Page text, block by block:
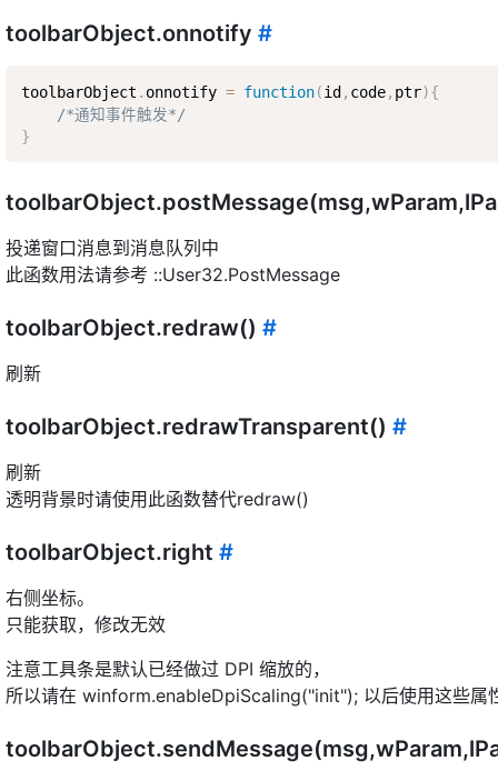
toolbarObject.onnotify #
toolbarObject . onnotify = function(id , code, ptr){
/*通知事件触发*/
}
投递窗口消息到消息队列中
此函数用法请参考 ::User32.PostMessage
toolbarObject.redraw() #
刷新
toolbarObject.redrawTransparent() #
刷新
透明背景时请使用此函数替代redraw()
toolbarObject.right #
右侧坐标。
只能获取，修改无效
注意工具条是默认已经做过 DPI 缩放的，
所以请在 winform.enableDpiScaling("init"); 以后使用这些属